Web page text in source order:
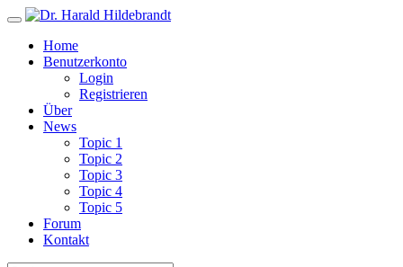
Home
Benutzerkonto
Login
Registrieren
Über
News
Topic 1
Topic 2
Topic 3
Topic 4
Topic 5
Forum
Kontakt